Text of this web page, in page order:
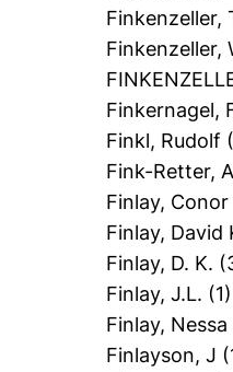
Finkenzeller,
Finkenzeller,
Finkernagel,
Finkl, Rudolf
Fink-Retter,
Finlay, Conor
Finlay, David
Finlay, D. K.
Finlay, J.L. (1)
Finlay, Nessa
Finlayson, J